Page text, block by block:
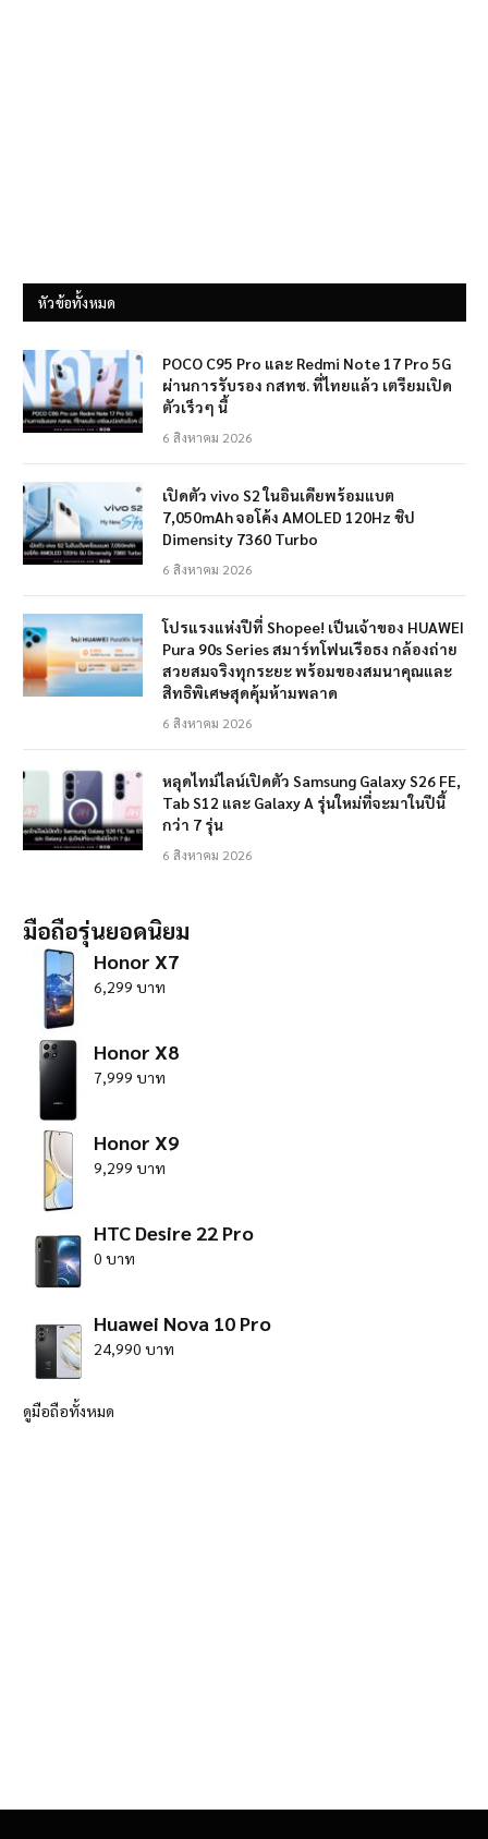
หัวข้อทั้งหมด
POCO C95 Pro และ Redmi Note 17 Pro 5G
ผ่านการรับรอง กสทช. ที่ไทยแล้ว เตรียมเปิด
ตัวเร็วๆ นี้
6 สิงหาคม 2026
เปิดตัว vivo S2 ในอินเดียพร้อมแบต
7,050mAh จอโค้ง AMOLED 120Hz ชิป
Dimensity 7360 Turbo
6 สิงหาคม 2026
โปรแรงแห่งปีที่ Shopee! เป็นเจ้าของ HUAWEI
Pura 90s Series สมาร์ทโฟนเรือธง กล้องถ่าย
สวยสมจริงทุกระยะ พร้อมของสมนาคุณและ
สิทธิพิเศษสุดคุ้มห้ามพลาด
6 สิงหาคม 2026
หลุดไทม์ไลน์เปิดตัว Samsung Galaxy S26 FE,
Tab S12 และ Galaxy A รุ่นใหม่ที่จะมาในปีนี้
กว่า 7 รุ่น
6 สิงหาคม 2026
มือถือรุ่นยอดนิยม
Honor X7
6,299 บาท
Honor X8
7,999 บาท
Honor X9
9,299 บาท
HTC Desire 22 Pro
0 บาท
Huawei Nova 10 Pro
24,990 บาท
ดูมือถือทั้งหมด